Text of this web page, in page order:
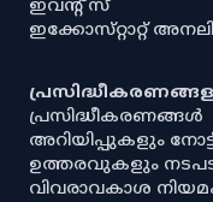
ഇവൻ്റ് സ്
ഇക്കോസ്‌റ്റാറ്റ്
പ്രസിദ്ധീകരണങ്ങൾ
അറിയിപ്പുകളും
ഉത്തരവുകളും
വിവരാവകാശ